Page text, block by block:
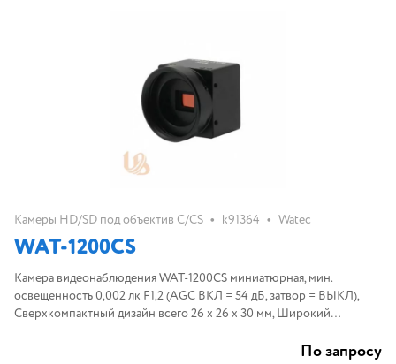
Камеры HD/SD под объектив C/CS • k91364 • Watec
WAT-1200CS
Камера видеонаблюдения WAT-1200CS миниатюрная, мин.
освещенность 0,002 лк F1,2 (AGC ВКЛ = 54 дБ, затвор = ВЫКЛ),
Сверхкомпактный дизайн всего 26 x 26 x 30 мм, Широкий
По запросу